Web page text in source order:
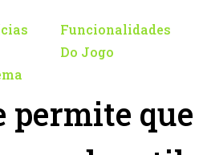
Funcionalidades
Do Jogo
permite que